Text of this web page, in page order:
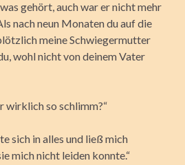
gehört, auch war er nicht mehr
nach neun Monaten du auf die
meine Schwiegermutter
wohl nicht von deinem Vater
wirklich so schlimm?“
sich in alles und ließ mich
mich nicht leiden konnte.“